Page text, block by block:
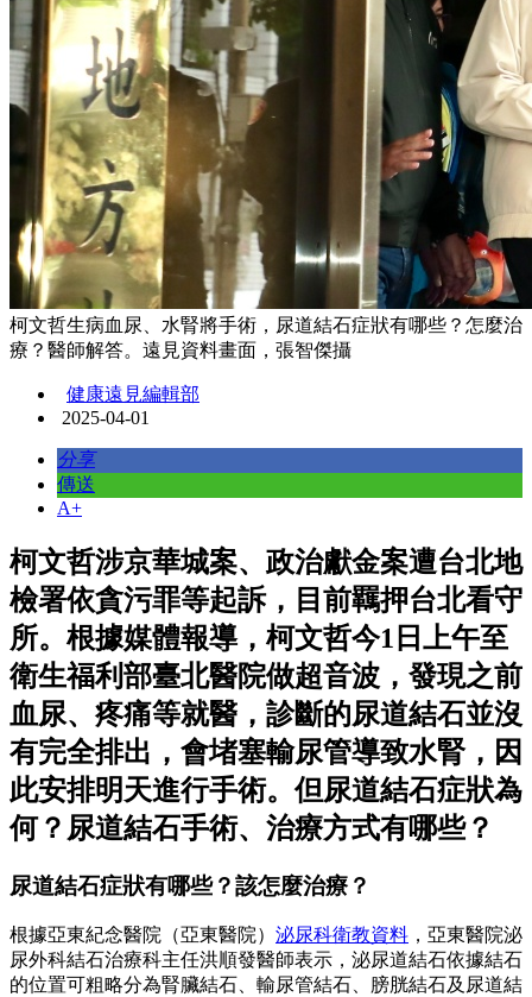
柯文哲生病血尿、水腎將手術，尿道結石症狀有哪些？怎麼治
療？醫師解答。遠見資料畫面，張智傑攝
健康遠見編輯部
2025-04-01
分享
傳送
A+
柯文哲涉京華城案、政治獻金案遭台北地
檢署依貪污罪等起訴，目前羈押台北看守
所。根據媒體報導，柯文哲今1日上午至
衛生福利部臺北醫院做超音波，發現之前
血尿、疼痛等就醫，診斷的尿道結石並沒
有完全排出，會堵塞輸尿管導致水腎，因
此安排明天進行手術。但尿道結石症狀為
何？尿道結石手術、治療方式有哪些？
尿道結石症狀有哪些？該怎麼治療？
根據亞東紀念醫院（亞東醫院） 泌尿科衛教資料 ，亞東醫院泌
尿外科結石治療科主任洪順發醫師表示，泌尿道結石依據結石
的位置可粗略分為腎臟結石、輸尿管結石、膀胱結石及尿道結